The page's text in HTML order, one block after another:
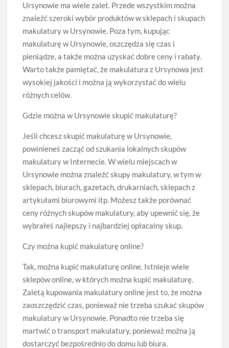
Ursynowie ma wiele zalet. Przede wszystkim można
znaleźć szeroki wybór produktów w sklepach i skupach
makulatury w Ursynowie. Poza tym, kupując
makulaturę w Ursynowie, oszczędza się czas i
pieniądze, a także można uzyskać dobre ceny i rabaty.
Warto także pamiętać, że makulatura z Ursynowa jest
wysokiej jakości i można ją wykorzystać do wielu
różnych celów.
Gdzie można w Ursynowie skupić makulaturę?
Jeśli chcesz skupić makulaturę w Ursynowie,
powinieneś zacząć od szukania lokalnych skupów
makulatury w Internecie. W wielu miejscach w
Ursynowie można znaleźć skupy makulatury, w tym w
sklepach, biurach, gazetach, drukarniach, sklepach z
artykułami biurowymi itp. Możesz także porównać
ceny różnych skupów makulatury, aby upewnić się, że
wybrałeś najlepszy i najbardziej opłacalny skup.
Czy można kupić makulaturę online?
Tak, można kupić makulaturę online. Istnieje wiele
sklepów online, w których można kupić makulaturę.
Zaletą kupowania makulatury online jest to, że można
zaoszczędzić czas, ponieważ nie trzeba szukać skupów
makulatury w Ursynowie. Ponadto nie trzeba się
martwić o transport makulatury, ponieważ można ją
dostarczyć bezpośrednio do domu lub biura.